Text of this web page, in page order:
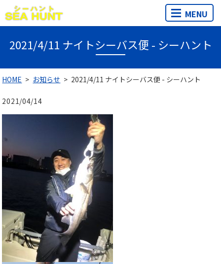
MENU
2021/4/11 ナイトシーバス便 - シーハント
HOME お知らせ 2021/4/11 ナイトシーバス便 - シーハント
2021/04/14